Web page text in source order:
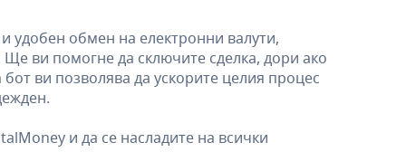
удобен обмен на електронни валути,
ви помогне да сключите сделка, дори ако
ви позволява да ускорите целия процес
и да се насладите на всички